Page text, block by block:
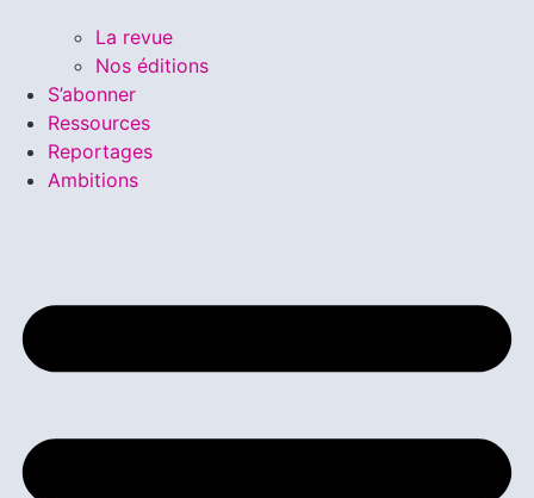
La revue
Nos éditions
S’abonner
Ressources
Reportages
Ambitions